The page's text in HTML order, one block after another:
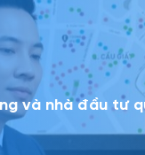
chính Thông tin giao
Thông tin
và nhà đầu tư